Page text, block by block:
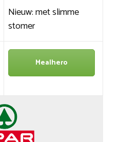
Nieuw: met slimme
stomer
Mealhero